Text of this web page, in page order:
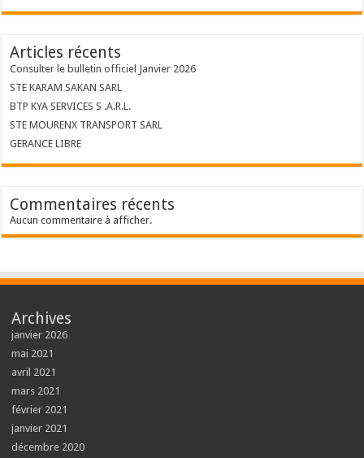
Articles récents
Consulter le bulletin officiel Janvier 2026
STE KARAM SAKAN SARL
BTP KYA SERVICES S .A.R.L.
STE MOURENX TRANSPORT SARL
GERANCE LIBRE
Commentaires récents
Aucun commentaire à afficher.
Archives
janvier 2026
mai 2021
avril 2021
mars 2021
février 2021
janvier 2021
décembre 2020